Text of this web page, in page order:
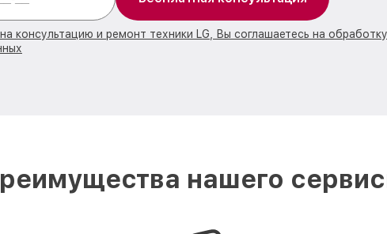
консультацию и ремонт техники LG, Вы соглашаетесь на обработку
нашего